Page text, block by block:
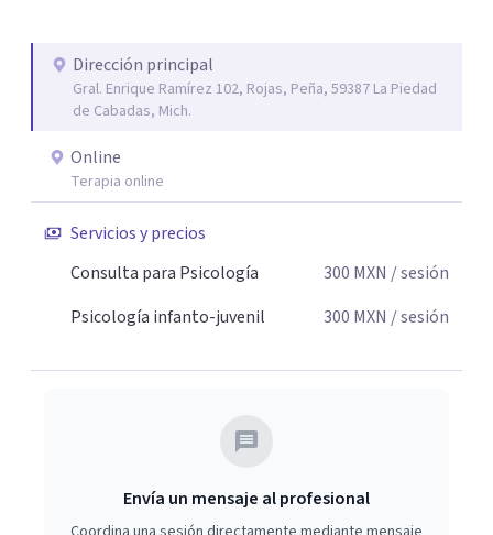
Dirección principal
Gral. Enrique Ramírez 102, Rojas, Peña, 59387 La Piedad
de Cabadas, Mich.
Online
Terapia online
Servicios y precios
Consulta para Psicología
300 MXN / sesión
Psicología infanto-juvenil
300 MXN / sesión
Envía un mensaje al profesional